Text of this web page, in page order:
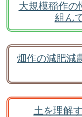
大規模稲作の
組ん
畑作の減肥減
土を理解